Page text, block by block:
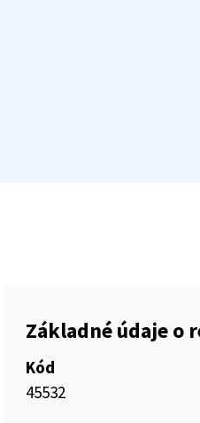
Základné údaje o
Kód
45532